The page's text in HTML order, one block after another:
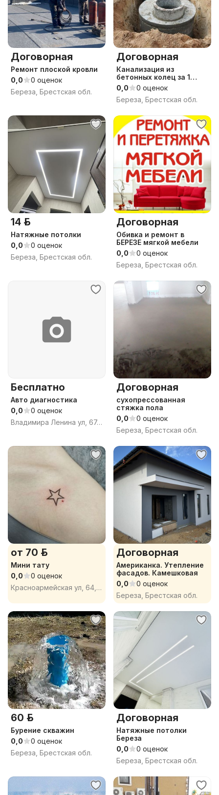
Договорная
Ремонт плоской кровли
0,0
0 оценок
Береза, Брестская обл.
Договорная
Канализация из
бетонных колец за 1
день.
0,0
0 оценок
Береза, Брестская обл.
14 р.
Натяжные потолки
0,0
0 оценок
Береза, Брестская обл.
Договорная
Обивка и ремонт в
БЕРЕЗЕ мягкой мебели
0,0
0 оценок
Береза, Брестская обл.
Бесплатно
Авто диагностика
0,0
0 оценок
Владимира Ленина ул, 67, Берёза, Берёзовский район, Брестская область
Договорная
сухопрессованная
стяжка пола
0,0
0 оценок
Береза, Брестская обл.
от 70 р.
Мини тату
0,0
0 оценок
Красноармейская ул, 64, Берёза, Берёзовский район, Брестская область
Договорная
Американка. Утепление
фасадов. Камешковая
0,0
0 оценок
Береза, Брестская обл.
60 р.
Бурение скважин
0,0
0 оценок
Береза, Брестская обл.
Договорная
Натяжные потолки
Береза
0,0
0 оценок
Береза, Брестская обл.